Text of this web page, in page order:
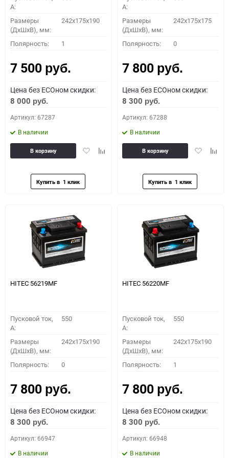
A:
Размеры
(ДхШхВ), мм:
242x175x190
Полярность: 1
7 500 руб.
Цена без ECOном скидки:
8 000 руб.
Артикул: 67287
В наличии
ДобавитьДобавить
В корзину
A:
Размеры
(ДхШхВ), мм:
242x175x175
Полярность: 0
7 800 руб.
Цена без ECOном скидки:
8 300 руб.
Артикул: 67288
В наличии
Добавить
В корзину
HITEC 56219MF
Пусковой ток,
A:
550
Размеры
(ДхШхВ), мм:
242x175x190
Полярность: 0
7 800 руб.
Цена без ECOном скидки:
8 300 руб.
Артикул: 66947
В наличии
HITEC 56220MF
Пусковой ток,
A:
550
Размеры
(ДхШхВ), мм:
242x175x190
Полярность: 1
7 800 руб.
Цена без ECOном скидки:
8 300 руб.
Артикул: 66948
В наличии